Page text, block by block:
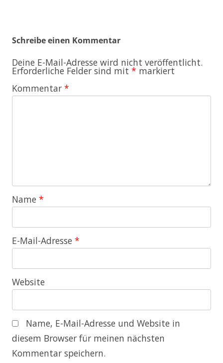
Schreibe einen Kommentar
Deine E-Mail-Adresse wird nicht veröffentlicht.
Erforderliche Felder sind mit * markiert
Kommentar *
Name *
E-Mail-Adresse *
Website
Name, E-Mail-Adresse und Website in
diesem Browser für meinen nächsten
Kommentar speichern.